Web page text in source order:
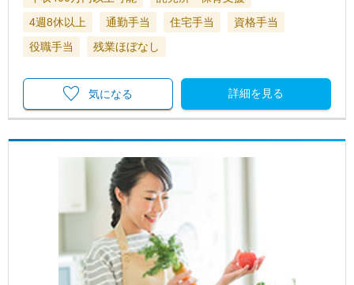
4週8休以上
通勤手当 住宅手当
資格手当
役職手当
残業ほぼなし
詳細を見る
気になる